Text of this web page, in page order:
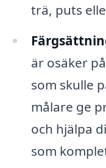
trä, puts
är osäker
som skulle
målare ge
och hjälpa
som